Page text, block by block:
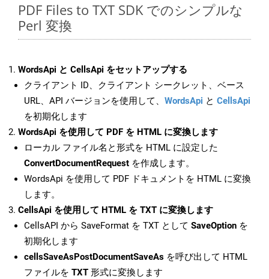
PDF Files to TXT SDK でのシンプルな
Perl 変換
WordsApi と CellsApi をセットアップする
クライアント ID、クライアント シークレット、ベース
URL、API バージョンを使用して、 WordsApi と CellsApi
を初期化します
WordsApi を使用して PDF を HTML に変換します
ローカル ファイル名と形式を HTML に設定した
ConvertDocumentRequest を作成します。
WordsApi を使用して PDF ドキュメントを HTML に変換
します。
CellsApi を使用して HTML を TXT に変換します
CellsAPI から SaveFormat を TXT として SaveOption を
初期化します
cellsSaveAsPostDocumentSaveAs を呼び出して HTML
ファイルを TXT 形式に変換します